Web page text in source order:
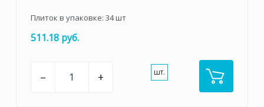
Плиток в упаковке: 34шт
511.18 руб.
– + шт.